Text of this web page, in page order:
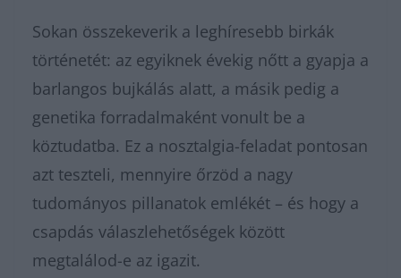
Sokan összekeverik a leghíresebb birkák
történetét: az egyiknek évekig nőtt a gyapja a
barlangos bujkálás alatt, a másik pedig a
genetika forradalmaként vonult be a
köztudatba. Ez a nosztalgia-feladat pontosan
azt teszteli, mennyire őrzöd a nagy
tudományos pillanatok emlékét – és hogy a
csapdás válaszlehetőségek között
megtalálod-e az igazit.